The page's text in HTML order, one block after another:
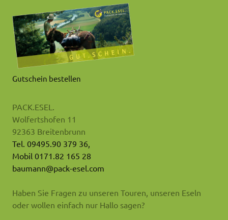
Gutschein bestellen
PACK.ESEL.
Wolfertshofen 11
92363 Breitenbrunn
Tel. 09495.90 379 36,
Mobil 0171.82 165 28
baumann@pack-esel.com
Haben Sie Fragen zu unseren Touren, unseren Eseln
oder wollen einfach nur Hallo sagen?